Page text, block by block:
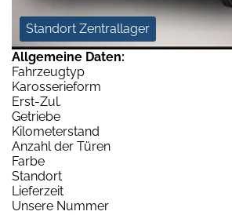
Standort Zentrallager
Allgemeine Daten:
Fahrzeugtyp
Karosserieform
Erst-Zul.
Getriebe
Kilometerstand
Anzahl der Türen
Farbe
Standort
Lieferzeit
Unsere Nummer